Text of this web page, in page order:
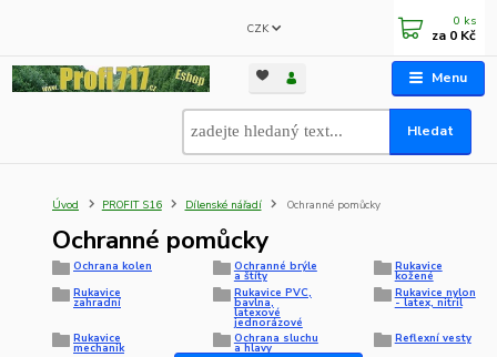
Menu
CZK
Hledat
0 ks
za 0 Kč
Úvod PROFIT S16 Dílenské nářadí Ochranné pomůcky
Ochranné pomůcky
Ochrana kolen Ochranné brýle
a štíty
Rukavice
kožené
Rukavice
zahradní
Rukavice PVC,
bavlna,
latexové
jednorázové
Rukavice nylon
- latex, nitril
Rukavice
mechanik
Ochrana sluchu
a hlavy
Reflexní vesty